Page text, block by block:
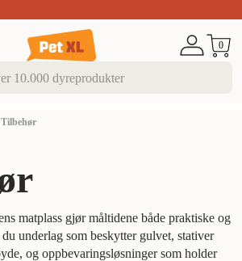
0
Tilbehør
matplass gjør måltidene både praktiske og
underlag som beskytter gulvet, stativer
og oppbevaringsløsninger som holder